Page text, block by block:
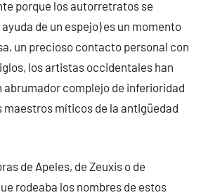
porque los autorretratos se
de un espejo) es un momento
un precioso contacto personal con
los artistas occidentales han
abrumador complejo de inferioridad
maestros míticos de la antigüedad
de Apeles, de Zeuxis o de
rodeaba los nombres de estos